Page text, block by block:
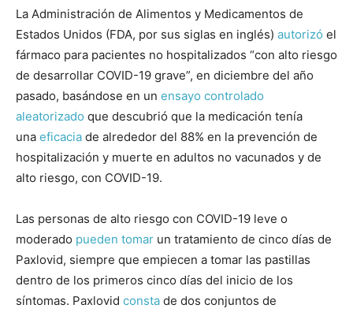
La Administración de Alimentos y Medicamentos de
Estados Unidos (FDA, por sus siglas en inglés) autorizó el
fármaco para pacientes no hospitalizados “con alto riesgo
de desarrollar COVID-19 grave”, en diciembre del año
pasado, basándose en un ensayo controlado
aleatorizado que descubrió que la medicación tenía
una eficacia de alrededor del 88% en la prevención de
hospitalización y muerte en adultos no vacunados y de
alto riesgo, con COVID-19.
Las personas de alto riesgo con COVID-19 leve o
moderado pueden tomar un tratamiento de cinco días de
Paxlovid, siempre que empiecen a tomar las pastillas
dentro de los primeros cinco días del inicio de los
síntomas. Paxlovid consta de dos conjuntos de